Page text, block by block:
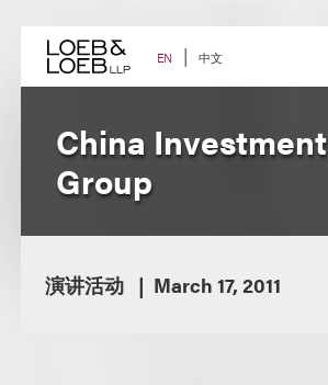
content EN 中文
China Investment
Group
演讲活动 March 17, 2011